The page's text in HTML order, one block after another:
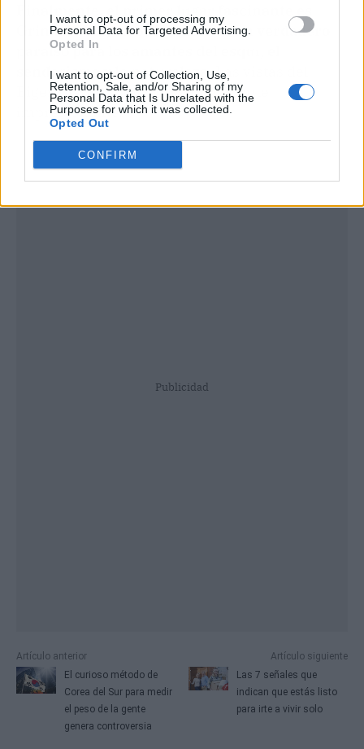
I want to opt-out of processing my
Personal Data for Targeted Advertising.
Opted In
I want to opt-out of Collection, Use,
Retention, Sale, and/or Sharing of my
Personal Data that Is Unrelated with the
Purposes for which it was collected.
Opted Out
CONFIRM
Finalmente, el primer lugar fascinante es
Grindelwald, en Suiza. Este es un verdadero
paraíso para los amantes del esquí, el
senderismo y la naturaleza.Las vistas del
Eiger y la Jungfrau son simplemente
impresionantes.
Publicidad
Artículo anterior
El curioso método de
Corea del Sur para medir
el peso de la gente
genera controversia
Artículo siguiente
Las 7 señales que
indican que estás listo
para irte a vivir solo